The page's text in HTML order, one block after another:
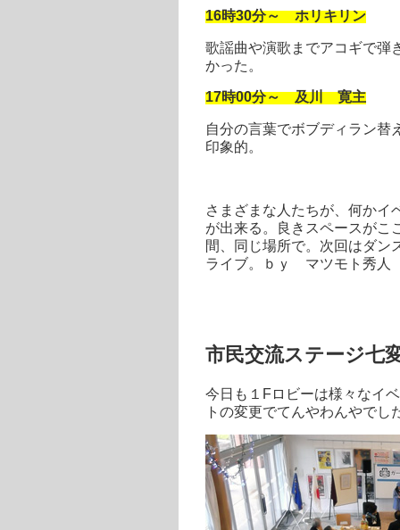
16時30分～ ホリキリン
歌謡曲や演歌までアコギで弾
かった。
17時00分～ 及川 寛主
自分の言葉でボブディラン替
印象的。
さまざまな人たちが、何かイ
が出来る。良きスペースがこ
間、同じ場所で。次回はダン
ライブ。ｂｙ マツモト秀人
市民交流ステージ七
今日も１Fロビーは様々なイ
トの変更でてんやわんやで